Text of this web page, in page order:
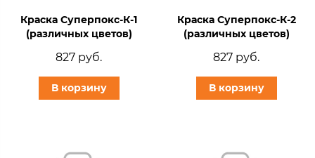
Краска Суперпокс-К-1
(различных цветов)
827 руб.
В корзину
Краска Суперпокс-К-2
(различных цветов)
827 руб.
В корзину